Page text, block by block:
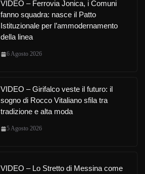
VIDEO – Ferrovia Jonica, i Comuni
fanno squadra: nasce il Patto
Istituzionale per l’ammodernamento
della linea
6 Agosto 2026
VIDEO – Girifalco veste il futuro: il
sogno di Rocco Vitaliano sfila tra
tradizione e alta moda
5 Agosto 2026
VIDEO – Lo Stretto di Messina come